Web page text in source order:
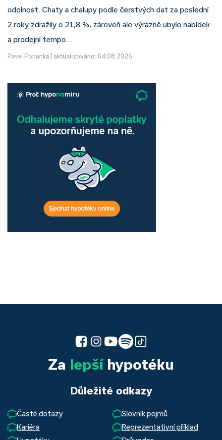
odolnost. Chaty a chalupy podle čerstvých dat za poslední
2 roky zdražily o 21,8 %, zároveň ale výrazně ubylo nabídek
a prodejní tempo…
Pavel Pohanka aktualizováno: 04.08.2026
Za lepšíhypotéku
Důležité odkazy
Časté dotazy
Slovník pojmů
Kariéra
Reprezentativní příklad